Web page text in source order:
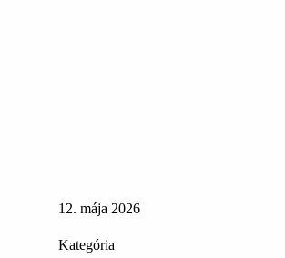
12. mája 2026
Kategória